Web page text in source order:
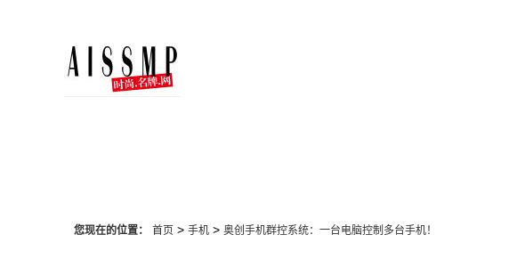
您现在的位置： 首页> 手机> 奥创手机群控系统：一台电脑控制多台手机！